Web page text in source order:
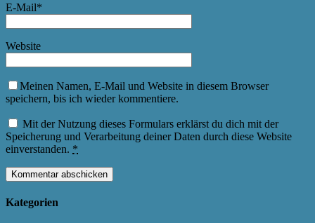
E-Mail*
Website
Meinen Namen, E-Mail und Website in diesem Browser
speichern, bis ich wieder kommentiere.
Mit der Nutzung dieses Formulars erklärst du dich mit der
Speicherung und Verarbeitung deiner Daten durch diese Website
einverstanden. *
Kategorien